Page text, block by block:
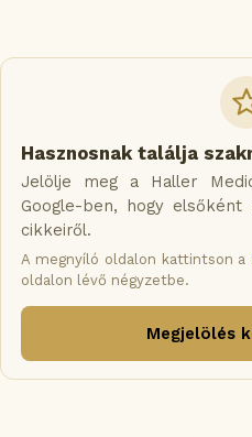
Hasznosnak találja
Jelölje meg a Haller
Google-ben, hogy elsőként
cikkeiről.
A megnyíló oldalon kattintson a
oldalon lévő négyzetbe.
Megjelölés